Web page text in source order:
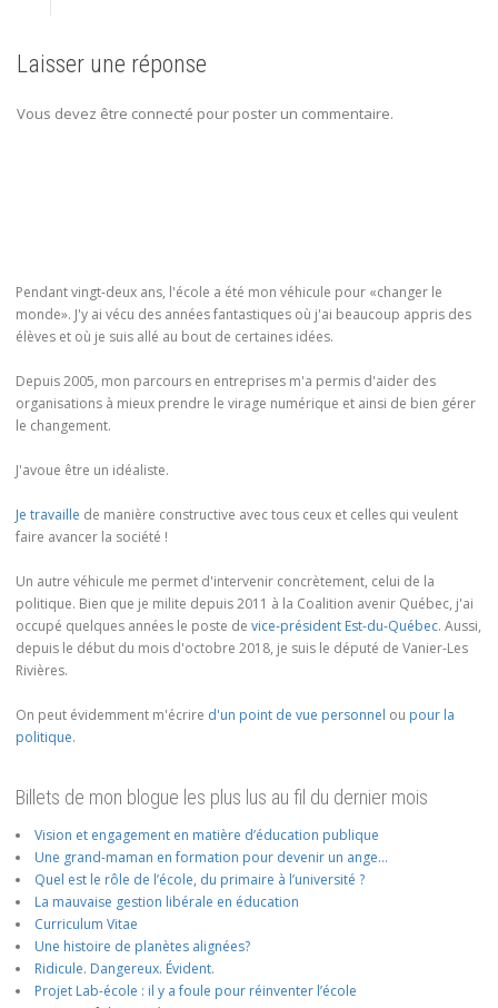
Laisser une réponse
Vous devez être connecté pour poster un commentaire.
Pendant vingt-deux ans, l'école a été mon véhicule pour «changer le
monde». J'y ai vécu des années fantastiques où j'ai beaucoup appris des
élèves et où je suis allé au bout de certaines idées.
Depuis 2005, mon parcours en entreprises m'a permis d'aider des
organisations à mieux prendre le virage numérique et ainsi de bien gérer
le changement.
J'avoue être un idéaliste.
Je travaille de manière constructive avec tous ceux et celles qui veulent
faire avancer la société !
Un autre véhicule me permet d'intervenir concrètement, celui de la
politique. Bien que je milite depuis 2011 à la Coalition avenir Québec, j'ai
occupé quelques années le poste de vice-président Est-du-Québec. Aussi,
depuis le début du mois d'octobre 2018, je suis le député de Vanier-Les
Rivières.
On peut évidemment m'écrire d'un point de vue personnel ou pour la
politique.
Billets de mon blogue les plus lus au fil du dernier mois
Vision et engagement en matière d’éducation publique
Une grand-maman en formation pour devenir un ange…
Quel est le rôle de l’école, du primaire à l’université ?
La mauvaise gestion libérale en éducation
Curriculum Vitae
Une histoire de planètes alignées?
Ridicule. Dangereux. Évident.
Projet Lab-école : il y a foule pour réinventer l’école